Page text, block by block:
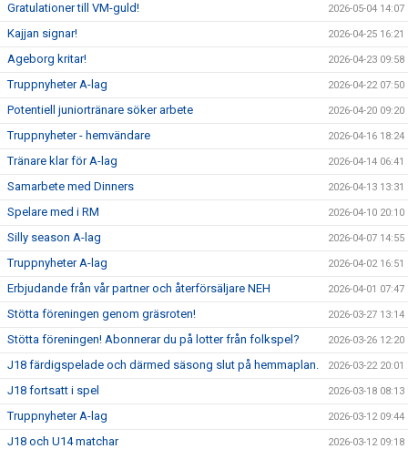
Gratulationer till VM-guld! 2026-05-04 14:07
Kajjan signar! 2026-04-25 16:21
Ageborg kritar! 2026-04-23 09:58
Truppnyheter A-lag 2026-04-22 07:50
Potentiell juniortränare söker arbete 2026-04-20 09:20
Truppnyheter - hemvändare 2026-04-16 18:24
Tränare klar för A-lag 2026-04-14 06:41
Samarbete med Dinners 2026-04-13 13:31
Spelare med i RM 2026-04-10 20:10
Silly season A-lag 2026-04-07 14:55
Truppnyheter A-lag 2026-04-02 16:51
Erbjudande från vår partner och återförsäljare NEH 2026-04-01 07:47
Stötta föreningen genom gräsroten! 2026-03-27 13:14
Stötta föreningen! Abonnerar du på lotter från folkspel? 2026-03-26 12:20
J18 färdigspelade och därmed säsong slut på hemmaplan. 2026-03-22 20:01
J18 fortsatt i spel 2026-03-18 08:13
Truppnyheter A-lag 2026-03-12 09:44
J18 och U14 matchar 2026-03-12 09:18